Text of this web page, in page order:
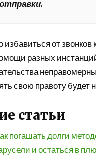
избавиться от звонков
разных
свою правоту будет
статьи
погашать долги
и остаться в